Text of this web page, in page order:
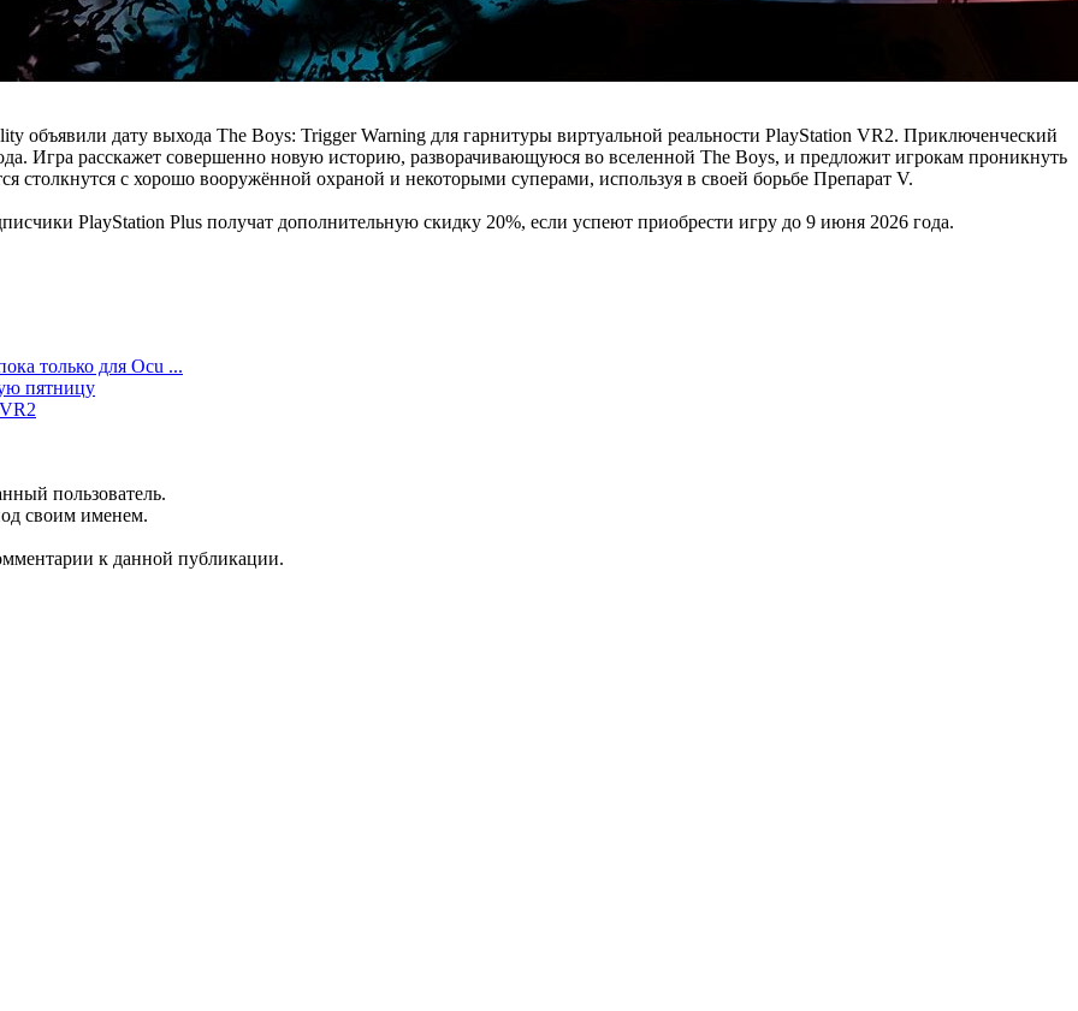
объявили дату выхода The Boys: Trigger Warning для гарнитуры виртуальной реальности PlayStation VR2. Приключенческий
Игра расскажет совершенно новую историю, разворачивающуюся во вселенной The Boys, и предложит игрокам проникнуть
столкнутся с хорошо вооружённой охраной и некоторыми суперами, используя в своей борьбе Препарат V.
PlayStation Plus получат дополнительную скидку 20%, если успеют приобрести игру до 9 июня 2026 года.
только для Ocu ...
пятницу
пользователь.
своим именем.
к данной публикации.